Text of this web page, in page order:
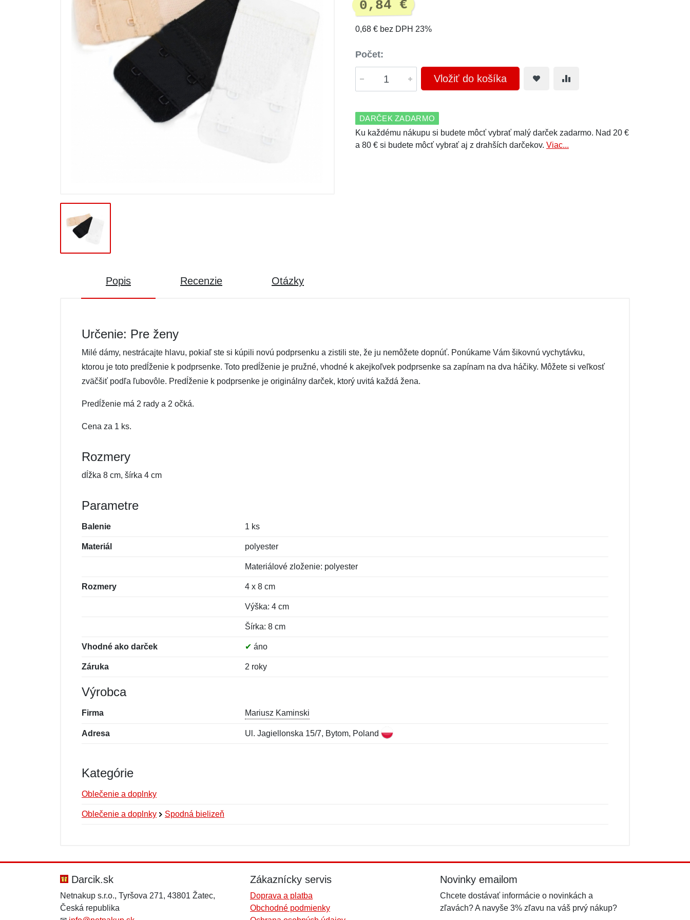
Výpredaj
0,84 €
0,68 € bez DPH 23%
Počet:
Vložiť do košíka
DARČEK ZADARMO
Ku každému nákupu si budete môcť vybrať malý darček zadarmo. Nad 20 €
a 80 € si budete môcť vybrať aj z drahších darčekov. Viac...
Popis Recenzie Otázky
Určenie: Pre ženy
Milé dámy, nestrácajte hlavu, pokiaľ ste si kúpili novú podprsenku a zistili ste, že ju nemôžete dopnúť. Ponúkame Vám šikovnú vychytávku,
ktorou je toto predĺženie k podprsenke. Toto predĺženie je pružné, vhodné k akejkoľvek podprsenke sa zapínam na dva háčiky. Môžete si veľkosť
zväčšiť podľa ľubovôle. Predĺženie k podprsenke je originálny darček, ktorý uvitá každá žena.
Predĺženie má 2 rady a 2 očká.
Cena za 1 ks.
Rozmery
dĺžka 8 cm, šírka 4 cm
Parametre
Balenie 1 ks
Materiál polyester
Materiálové zloženie: polyester
Rozmery 4 x 8 cm
Výška: 4 cm
Šírka: 8 cm
Vhodné ako darček ✔ áno
Záruka 2 roky
Výrobca
Firma Mariusz Kaminski
Adresa Ul. Jagiellonska 15/7, Bytom, Poland
Kategórie
Oblečenie a doplnky
Oblečenie a doplnky Spodná bielizeň
Správa*
Správa*
Darcik.sk
Netnakup s.r.o., Tyršova 271, 43801 Žatec,
Česká republika
Zákaznícky servis
Doprava a platba
Obchodné podmienky
Novinky emailom
Chcete dostávať informácie o novinkách a
zľavách? A navyše 3% zľavu na váš prvý nákup?